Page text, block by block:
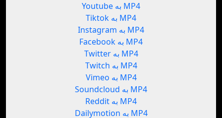
Youtube به MP4
Tiktok به MP4
Instagram به MP4
Facebook به MP4
Twitter به MP4
Twitch به MP4
Vimeo به MP4
Soundcloud به MP4
Reddit به MP4
Dailymotion به MP4